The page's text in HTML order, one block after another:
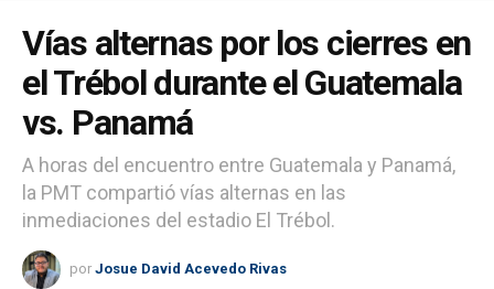
Vías alternas por los cierres en
el Trébol durante el Guatemala
vs. Panamá
A horas del encuentro entre Guatemala y Panamá,
la PMT compartió vías alternas en las
inmediaciones del estadio El Trébol.
por Josue David Acevedo Rivas